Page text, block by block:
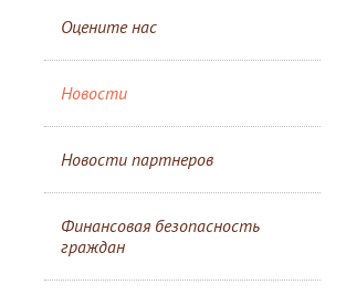
Оцените нас
Новости
Новости партнеров
Финансовая безопасность
граждан